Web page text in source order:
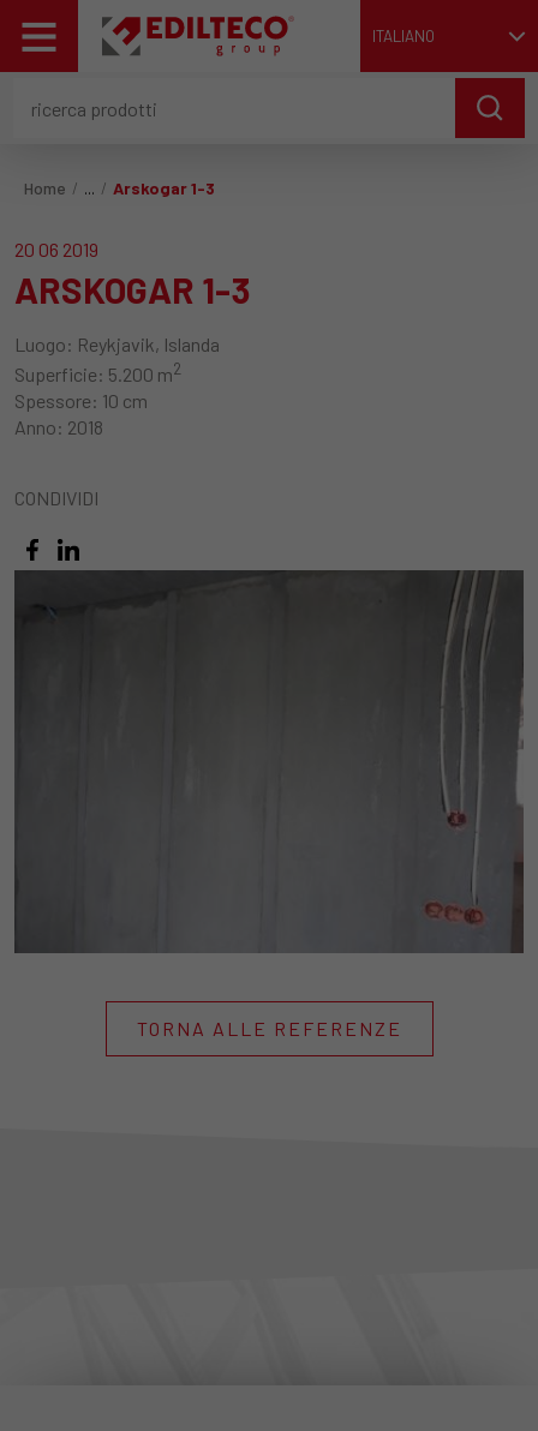
ITALIANO
Home Arskogar 1-3
20 06 2019
ARSKOGAR 1-3
Luogo: Reykjavik, Islanda
Superficie: 5.200 m2
Spessore: 10 cm
Anno: 2018
CONDIVIDI
TORNA ALLE REFERENZE